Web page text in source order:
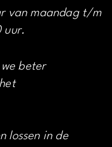
van maandag t/m
uur.
beter
lossen in de